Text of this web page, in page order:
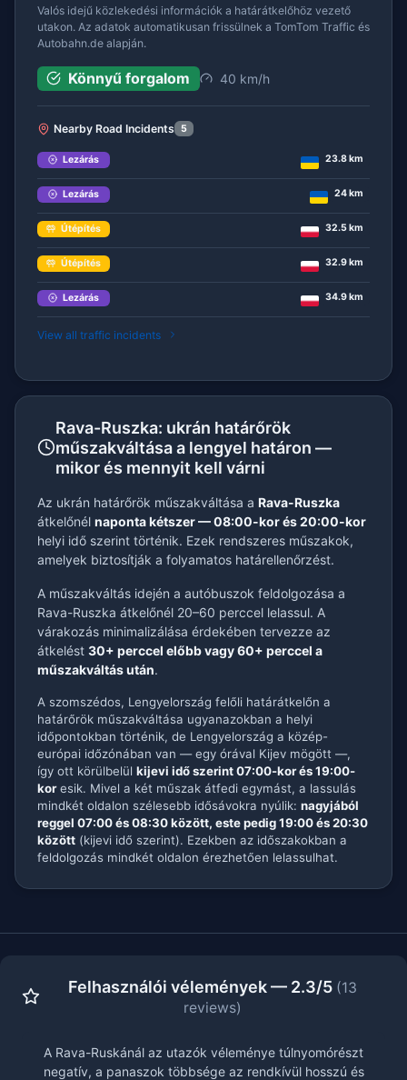
Valós idejű közlekedési információk a határátkelőhöz vezető
utakon. Az adatok automatikusan frissülnek a TomTom Traffic és
Autobahn.de alapján.
Könnyű forgalom 40 km/h
Nearby Road Incidents 5
Lezárás 23.8 km
Lezárás 24 km
Útépítés 32.5 km
Útépítés 32.9 km
Lezárás 34.9 km
View all traffic incidents
Rava-Ruszka: ukrán határőrök
műszakváltása a lengyel határon —
mikor és mennyit kell várni
Az ukrán határőrök műszakváltása a Rava-Ruszka
átkelőnél naponta kétszer — 08:00-kor és 20:00-kor
helyi idő szerint történik. Ezek rendszeres műszakok,
amelyek biztosítják a folyamatos határellenőrzést.
A műszakváltás idején a autóbuszok feldolgozása a
Rava-Ruszka átkelőnél 20–60 perccel lelassul. A
várakozás minimalizálása érdekében tervezze az
átkelést 30+ perccel előbb vagy 60+ perccel a
műszakváltás után.
A szomszédos, Lengyelország felőli határátkelőn a
határőrök műszakváltása ugyanazokban a helyi
időpontokban történik, de Lengyelország a közép-
európai időzónában van — egy órával Kijev mögött —,
így ott körülbelül kijevi idő szerint 07:00-kor és 19:00-
koresik. Mivel a két műszak átfedi egymást, a lassulás
mindkét oldalon szélesebb idősávokra nyúlik: nagyjából
reggel 07:00 és 08:30 között, este pedig 19:00 és 20:30
között (kijevi idő szerint). Ezekben az időszakokban a
feldolgozás mindkét oldalon érezhetően lelassulhat.
Felhasználói vélemények — 2.3/5 (13
reviews)
A Rava-Ruskánál az utazók véleménye túlnyomórészt
negatív, a panaszok többsége az rendkívül hosszú és